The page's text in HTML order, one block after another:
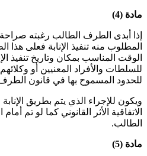
مادة (4)
إذا أبدى الطرف الطالب رغبته
المطلوب منه تنفيذ الإنابة فعلى
الوقت المناسب بمكان وتاريخ تنفيذ
للسلطات والأفراد المعنيين أو
للحدود المسموح بها في قانون الطرف
ويكون للإجراء الذي يتم بطريق
الاتفاقية الأثر القانوني كما لو تم
الطالب.
مادة (5)